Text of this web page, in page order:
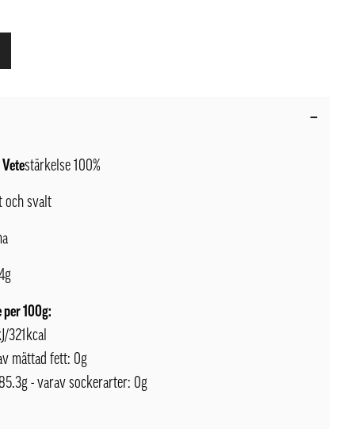
Vetestärkelse 100%
och svalt
per 100g:
321kcal
mättad fett: 0g
- varav sockerarter: 0g